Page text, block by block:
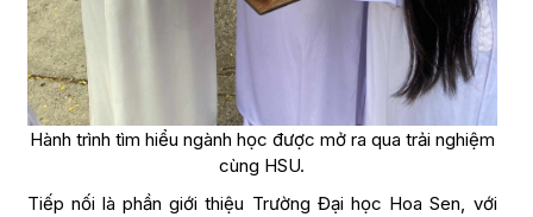
Hành trình tìm hiểu ngành học được mở ra qua trải nghiệm
cùng HSU.
Tiếp nối là phần giới thiệu Trường Đại học Hoa Sen, với